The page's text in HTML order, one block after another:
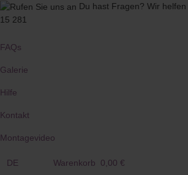
Du hast Fragen? Wir helfen
15 281
FAQs
Galerie
Hilfe
Kontakt
Montagevideo
DE Warenkorb 0,00 €